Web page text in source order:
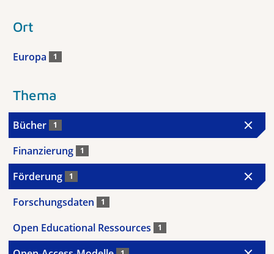
Ort
Europa 1
Thema
Bücher 1
Finanzierung 1
Förderung 1
Forschungsdaten 1
Open Educational Ressources 1